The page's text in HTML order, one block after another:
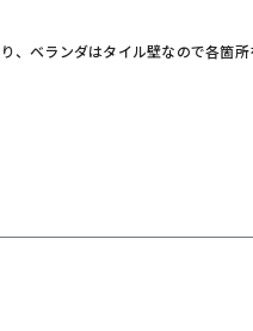
、ベランダはタイル壁なので各箇